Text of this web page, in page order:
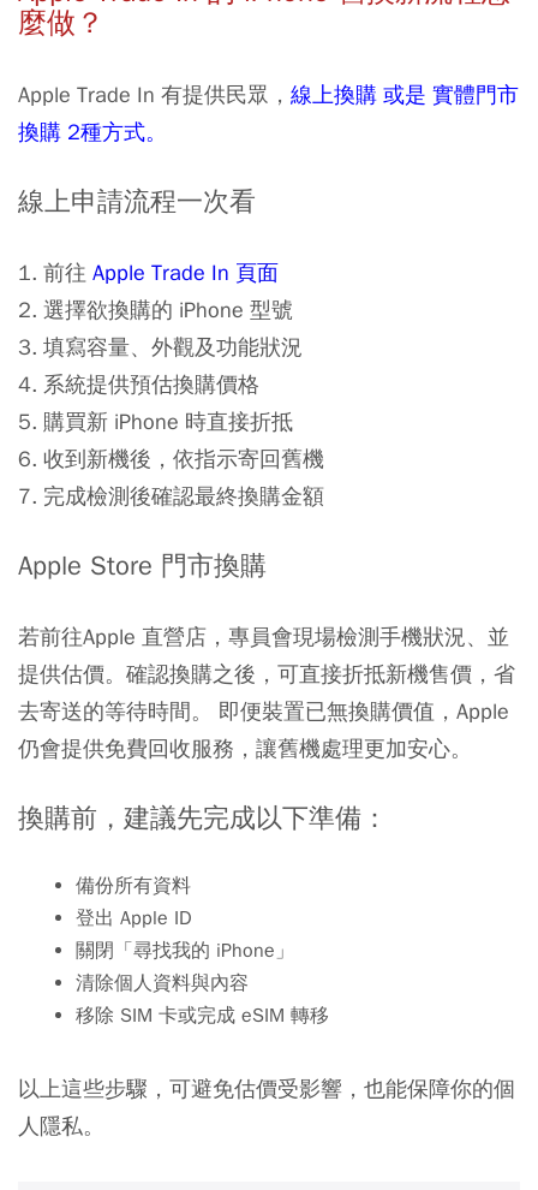
麼做？
Apple Trade In 有提供民眾， 線上換購 或是 實體門市
換購 2種方式。
線上申請流程一次看
1. 前往 Apple Trade In 頁面
2. 選擇欲換購的 iPhone 型號
3. 填寫容量、外觀及功能狀況
4. 系統提供預估換購價格
5. 購買新 iPhone 時直接折抵
6. 收到新機後，依指示寄回舊機
7. 完成檢測後確認最終換購金額
Apple Store 門市換購
若前往Apple 直營店，專員會現場檢測手機狀況、並
提供估價。確認換購之後，可直接折抵新機售價，省
去寄送的等待時間。 即便裝置已無換購價值，Apple
仍會提供免費回收服務，讓舊機處理更加安心。
換購前，建議先完成以下準備：
備份所有資料
登出 Apple ID
關閉「尋找我的 iPhone」
清除個人資料與內容
移除 SIM 卡或完成 eSIM 轉移
以上這些步驟，可避免估價受影響，也能保障你的個
人隱私。